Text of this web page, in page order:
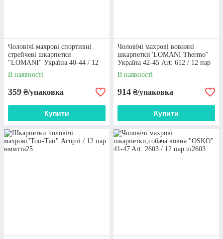
МІНІМАЛЬНІ ЦІНИ
у нас – вигідно, ми пропонуємо мінімально
можливі ціни на весь асортимент продукції
Чоловічі махрові спортивні
стрейчеві шкарпетки
"LOMANI" Україна 40-44 / 12
пар
В наявності
359 ₴/упаковка
Купити
Чоловічі махрові вовняні
шкарпетки"LOMANI Thermo"
Україна 42-45 Art: 612 / 12 пар
В наявності
914 ₴/упаковка
Купити